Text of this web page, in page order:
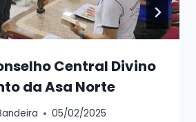
Central Divino
da Asa Norte
05/02/2025